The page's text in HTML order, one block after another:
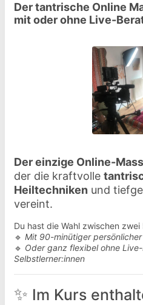
Der tantrische Online
mit oder ohne Live-
Der einzige Online-
der die kraftvolle
Heiltechniken und
vereint.
Du hast die Wahl zwischen zwei
🔹 Mit 90-minütiger
🔹 Oder ganz flexibel ohne
Selbstlerner:innen
✨ Im Kurs